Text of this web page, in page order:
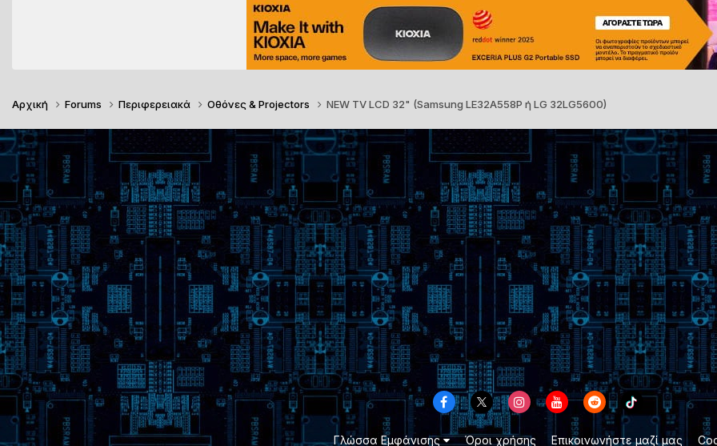
Αρχική Forums Περιφερειακά Οθόνες & Projectors NEW TV LCD 32" (Samsung LE32A558P ή LG 32LG5600)
Γλώσσα Εμφάνισης Όροι χρήσης Επικοινωνήστε μαζί μας